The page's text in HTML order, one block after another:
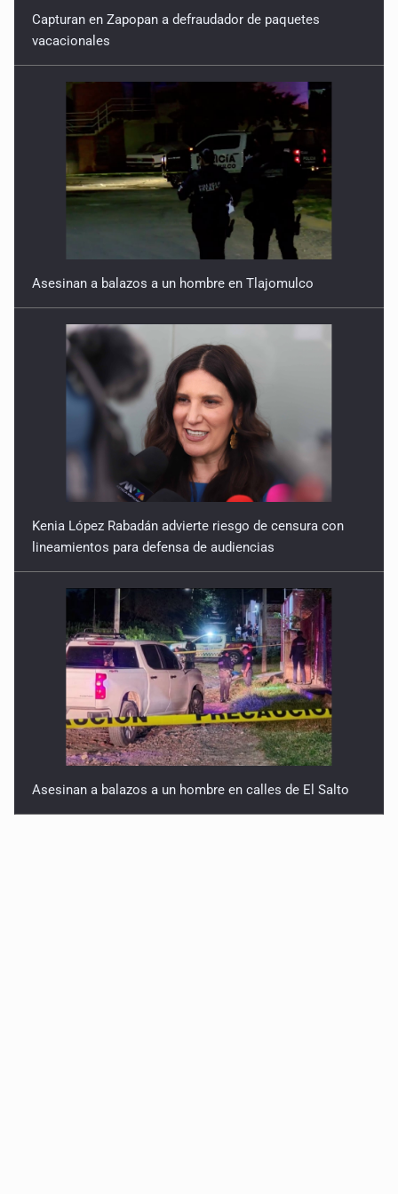
Capturan en Zapopan a defraudador de paquetes
vacacionales
Asesinan a balazos a un hombre en Tlajomulco
Kenia López Rabadán advierte riesgo de censura con
lineamientos para defensa de audiencias
Asesinan a balazos a un hombre en calles de El Salto